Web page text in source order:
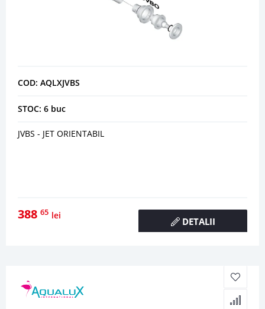
COD: AQLXJVBS
STOC: 6 buc
JVBS - JET ORIENTABIL
388 65 lei
DETALII